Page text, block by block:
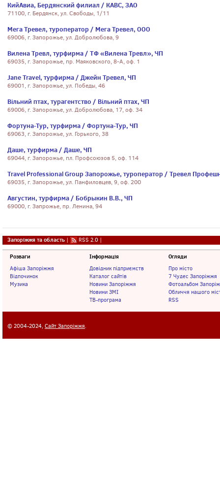
КийАвиа, Бердянский филиал / КАВС, ЗАО
71100, г. Бердянск, ул. Свободы, 1/11
Мега Тревел, туроператор / Мега Тревел, ООО
69006, г. Запорожье, ул. Добролюбова, 9
Вилена Тревл, турфирма / ТФ «Вилена Тревл», ЧП
69035, г. Запорожье, пр. Маяковского, 8-А, оф. 1
Jane Travel, турфирма / Джейн Тревел, ЧП
69001, г. Запорожье, ул. Победы, 46
Вільний птах, турагентство / Вільний птах, ЧП
69006, г. Запорожье, ул. Добролюбова, 17, оф. 34
Фортуна-Тур, турфирма / Фортуна-Тур, ЧП
69063, г. Запорожье, ул. Горького, 38
Даше, турфирма / Даше, ЧП
69044, г. Запорожье, пл. Профсоюзов 5, оф. 114
Travel Professional Group Запорожье, туроператор / Тревел
69035, г. Запорожье, ул. Панфиловцев, 9, оф. 200
Августин, турфирма / Бобрыкин В.В., ЧП
69000, г. Запрожье, пр. Ленина, 94
Запоріжжя та область | RSS 2.0 |
Розваги
Афіша Запоріжжя
Відпочинок
Музика
Інформація
Довідник підприємств
Каталог сайтів
Новини Запоріжжя
Новини ЗМІ
ТВ-програма
Огляди
Про місто
7 Чудес Запоріжжя
Фотоальбом
Обличчя нашого
RSS
© 2004-2024, Сайт Запоріжжя.